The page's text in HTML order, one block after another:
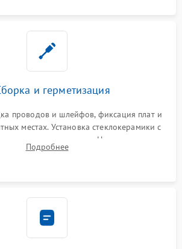
и герметизация
проводов и шлейфов, фиксация плат и
местах. Установка стеклокерамики с
зазоров. Нанесение
или укладка уплотнительной
Подробнее